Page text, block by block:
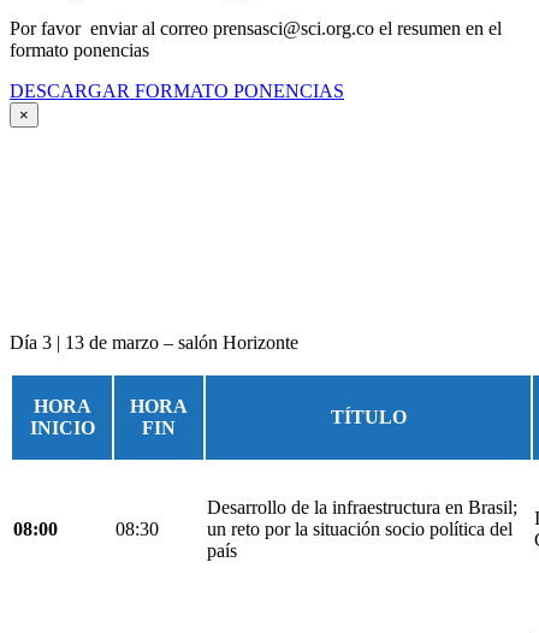
Por favor enviar al correo prensasci@sci.org.co el resumen en el
formato ponencias
DESCARGAR FORMATO PONENCIAS
×
Día 3 | 13 de marzo – salón Horizonte
HORA
INICIO
HORA
FIN
TÍTULO
08:00 08:30
Desarrollo de la infraestructura en Brasil;
un reto por la situación socio política del
país